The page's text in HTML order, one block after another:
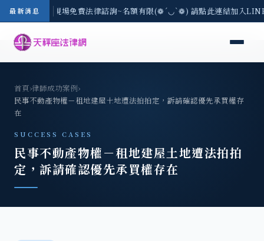
最新消息
區-8/3(一) 現場免費法律諮詢~名額有限(❁´◡`❁) 請點此連結加入
首頁›律師成功案例›
民事不動產物權－租地建屋土地遭法拍拍定，訴請確認優先承買權存
在
SUCCESS CASES
民事不動產物權－租地建屋土地遭法拍拍
定，訴請確認優先承買權存在